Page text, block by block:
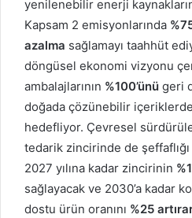
yenilenebilir enerji
Kapsam 2 emisyonlarında
azalma sağlamayı taahhüt
döngüsel ekonomi vizyonu
ambalajlarının %100’ünü geri
doğada çözünebilir
hedefliyor. Çevresel
tedarik zincirinde de
2027 yılına kadar zincirinin
sağlayacak ve 2030’a kadar
dostu ürün oranını %25